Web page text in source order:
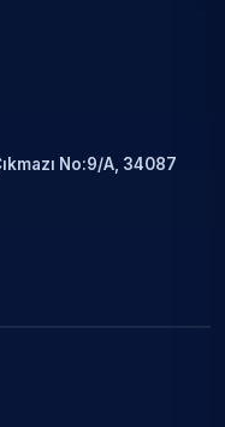
No:9/A, 34087